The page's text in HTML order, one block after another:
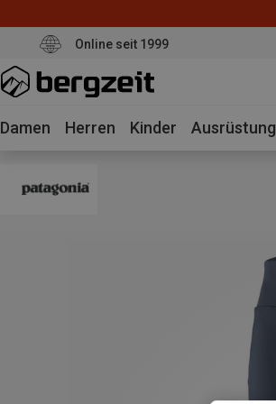
Online seit 1999
Damen Herren Kinder Ausrüstung